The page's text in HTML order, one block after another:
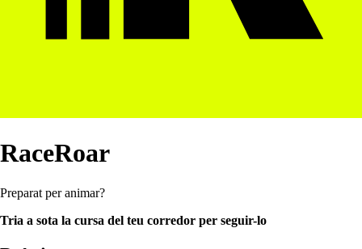
RaceRoar
Preparat per animar?
Tria a sota la cursa del teu corredor per seguir-lo